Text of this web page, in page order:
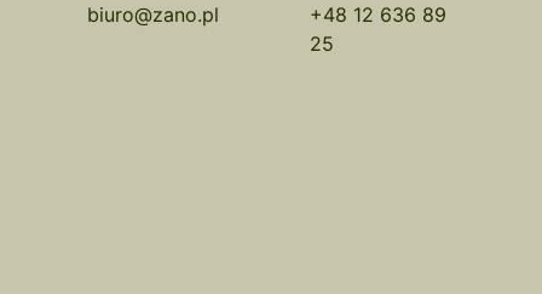
biuro@zano.pl
+48 12 636 89
25